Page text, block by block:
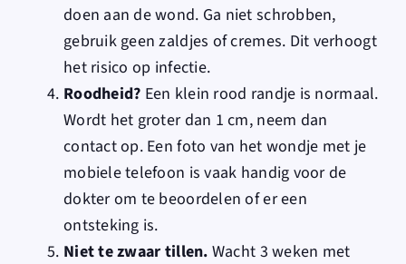
doen aan de wond. Ga niet schrobben,
gebruik geen zaldjes of cremes. Dit verhoogt
het risico op infectie.
Roodheid? Een klein rood randje is normaal.
Wordt het groter dan 1 cm, neem dan
contact op. Een foto van het wondje met je
mobiele telefoon is vaak handig voor de
dokter om te beoordelen of er een
ontsteking is.
Niet te zwaar tillen. Wacht 3 weken met